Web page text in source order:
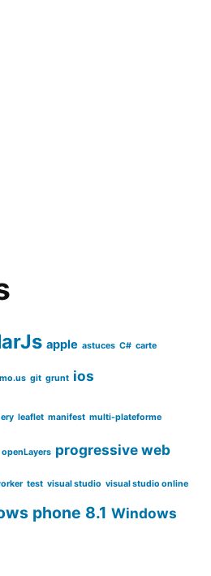
apple astuces C# carte
git grunt ios
leaflet manifest multi-plateforme
openLayers progressive web
test visual studio visual studio online
phone 8.1 Windows